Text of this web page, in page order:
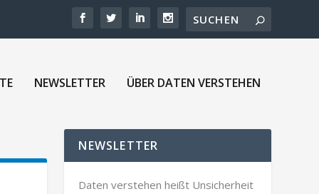
NEWSLETTER ÜBER DATEN VERSTEHEN
NEWSLETTER
Daten verstehen heißt Unsicherheit